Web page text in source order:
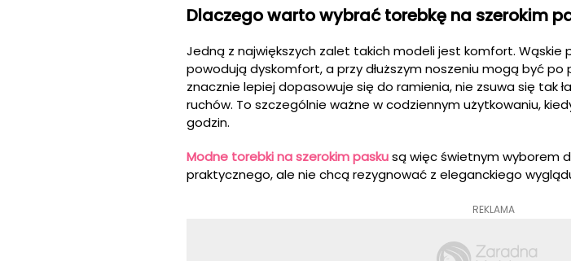
Dlaczego warto wybrać torebkę na szerokim
Jedną z największych zalet takich modeli jest komfort. Wąskie
powodują dyskomfort, a przy dłuższym noszeniu mogą być po
znacznie lepiej dopasowuje się do ramienia, nie zsuwa się tak
ruchów. To szczególnie ważne w codziennym użytkowaniu,
godzin.
Modne torebki na szerokim paskusą więc świetnym wyborem
praktycznego, ale nie chcą rezygnować z eleganckiego
REKLAMA